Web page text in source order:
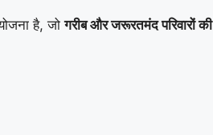
है, जोगरीब और जरूरतमंद परिवारों की